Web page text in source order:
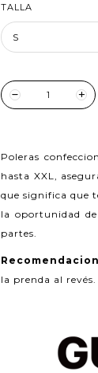
TALLA
Poleras
hasta XXL,
que significa que
la oportunidad
partes.
la prenda al